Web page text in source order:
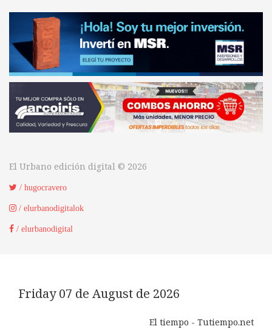
El Urbano edición digital © 2026
/ hugocravero
/ elurbanodigitalok
/ elurbanodigital
Friday 07 de August de 2026
El tiempo - Tutiempo.net